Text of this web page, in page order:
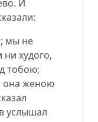
И
мы не
худого,
тобою;
она женою
услышал